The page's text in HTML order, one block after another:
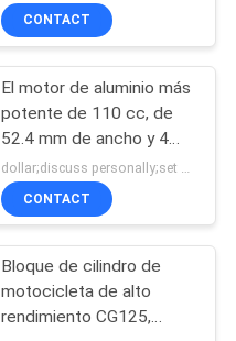
CONTACT
El motor de aluminio más
potente de 110 cc, de
52.4 mm de ancho y 4
tiempos de cilindro único.dollar;discuss personally;set MOQ:Negociación
CONTACT
Bloque de cilindro de
motocicleta de alto
rendimiento CG125,